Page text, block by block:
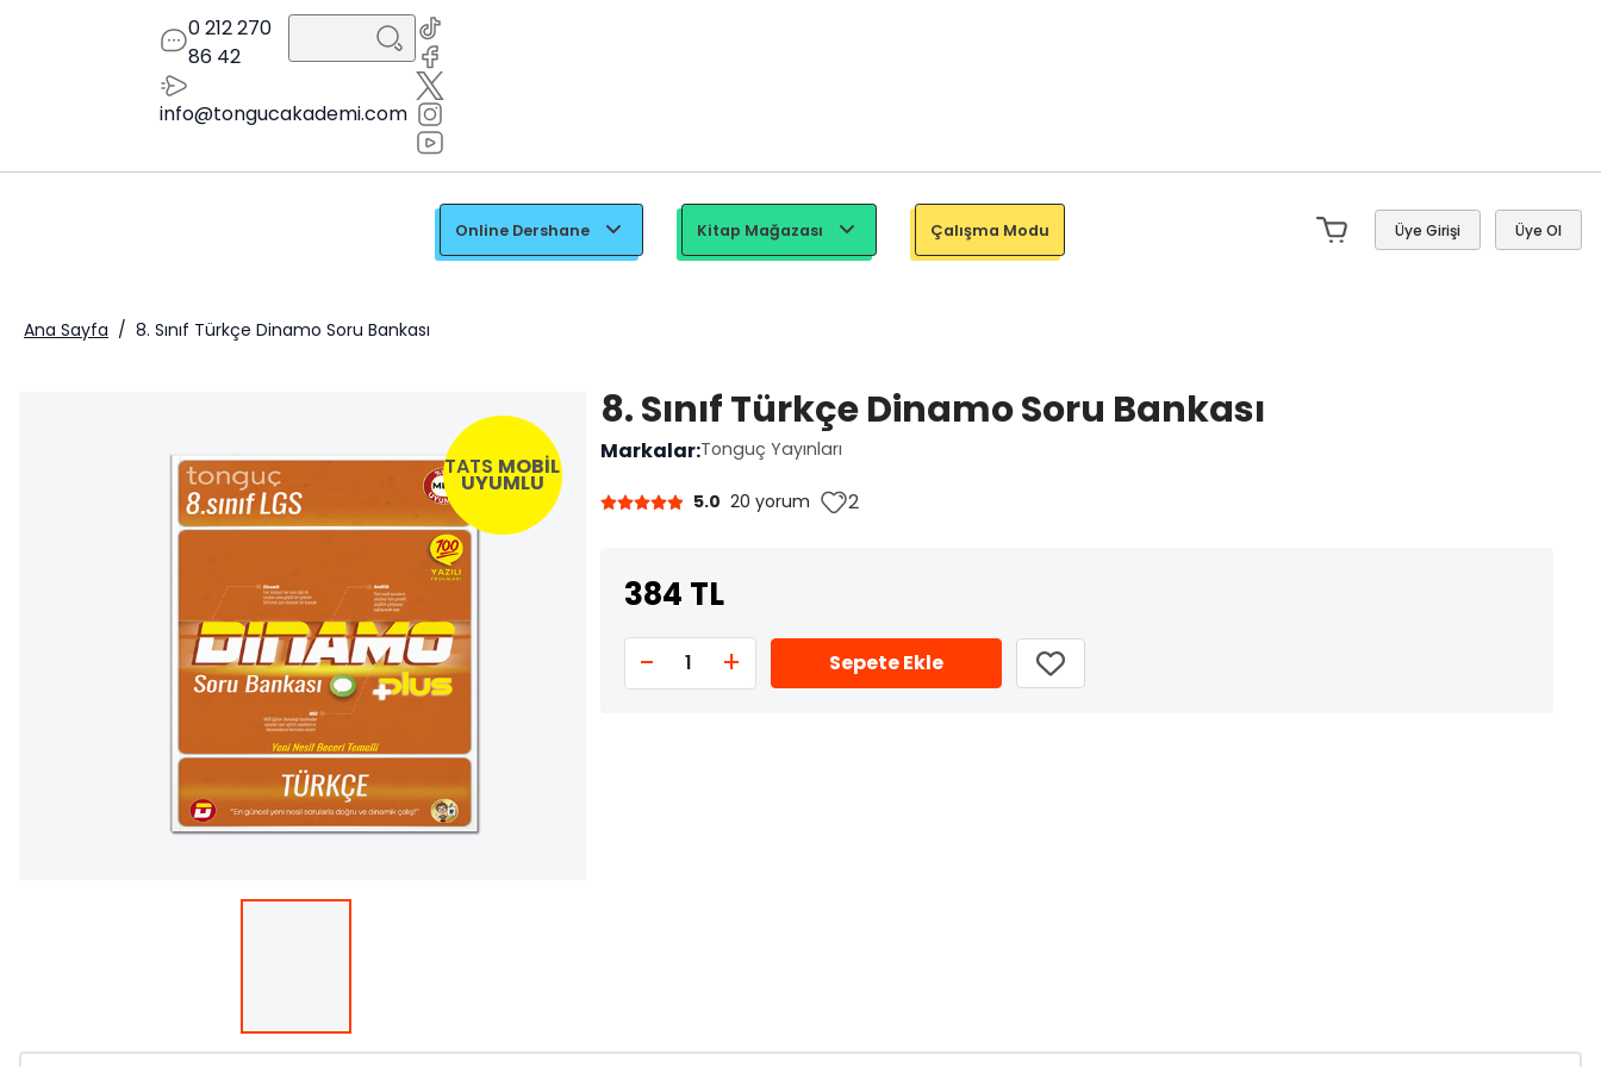
0 212 270
86 42
info@tongucakademi.com
Online Dershane Kitap Mağazası Çalışma Modu Üye Girişi Üye Ol
Ana Sayfa / 8. Sınıf Türkçe Dinamo Soru Bankası
TATS MOBİL
UYUMLU
8. Sınıf Türkçe Dinamo Soru Bankası
Markalar:Tonguç Yayınları
5.0 20 yorum 2
384 TL
- 1 + Sepete Ekle